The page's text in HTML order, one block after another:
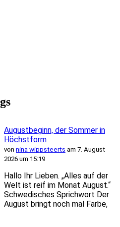
Augustbeginn, der Sommer in
Höchstform
von nina wippsteerts am 7. August
2026 um 15:19
Hallo Ihr Lieben. „Alles auf der
Welt ist reif im Monat August.“
Schwedisches Sprichwort Der
August bringt noch mal Farbe,